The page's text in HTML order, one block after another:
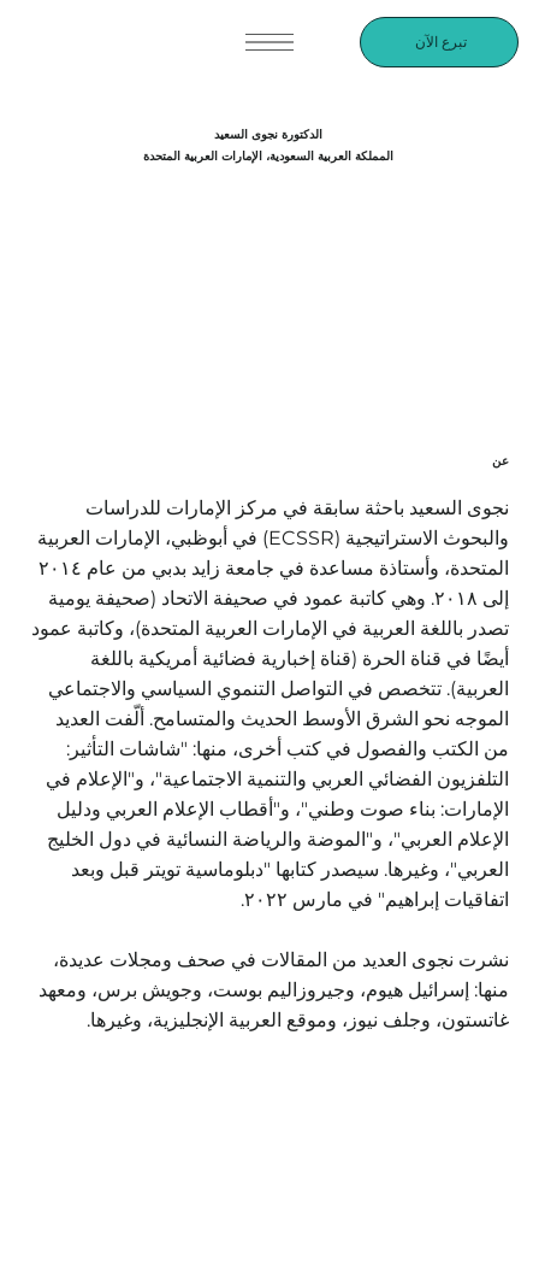
تبرع الآن
الدكتورة نجوى السعيد
المملكة العربية السعودية، الإمارات العربية المتحدة
عن
نجوى السعيد باحثة سابقة في مركز الإمارات للدراسات
والبحوث الاستراتيجية (ECSSR) في أبوظبي، الإمارات العربية
المتحدة، وأستاذة مساعدة في جامعة زايد بدبي من عام ٢٠١٤
إلى ٢٠١٨. وهي كاتبة عمود في صحيفة الاتحاد (صحيفة يومية
تصدر باللغة العربية في الإمارات العربية المتحدة)، وكاتبة عمود
أيضًا في قناة الحرة (قناة إخبارية فضائية أمريكية باللغة
العربية). تتخصص في التواصل التنموي السياسي والاجتماعي
الموجه نحو الشرق الأوسط الحديث والمتسامح. ألّفت العديد
من الكتب والفصول في كتب أخرى، منها: "شاشات التأثير:
التلفزيون الفضائي العربي والتنمية الاجتماعية"، و"الإعلام في
الإمارات: بناء صوت وطني"، و"أقطاب الإعلام العربي ودليل
الإعلام العربي"، و"الموضة والرياضة النسائية في دول الخليج
العربي"، وغيرها. سيصدر كتابها "دبلوماسية تويتر قبل وبعد
اتفاقيات إبراهيم" في مارس ٢٠٢٢.
نشرت نجوى العديد من المقالات في صحف ومجلات عديدة،
منها: إسرائيل هيوم، وجيروزاليم بوست، وجويش برس، ومعهد
غاتستون، وجلف نيوز، وموقع العربية الإنجليزية، وغيرها.